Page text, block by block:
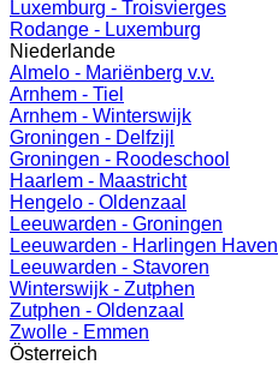
Luxemburg - Troisvierges
Rodange - Luxemburg
Niederlande
Almelo - Mariënberg v.v.
Arnhem - Tiel
Arnhem - Winterswijk
Groningen - Delfzijl
Groningen - Roodeschool
Haarlem - Maastricht
Hengelo - Oldenzaal
Leeuwarden - Groningen
Leeuwarden - Harlingen Haven
Leeuwarden - Stavoren
Winterswijk - Zutphen
Zutphen - Oldenzaal
Zwolle - Emmen
Österreich